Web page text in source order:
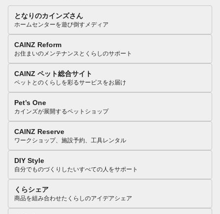
となりのカインズさん
ホームセンターを遊び倒すメディア
CAINZ Reform
お住まいのメンテナンスとくらしのサポート
CAINZ ペット総合サイト
ペットとのくらしを彩るサービスをお届け
Pet’s One
カインズが展開するペットショップ
CAINZ Reserve
ワークショップ、施設予約、工具レンタル
DIY Style
自分でものづくりしたいすべての人をサポート
くらシェア
商品を組み合わせたくらしのアイデアシェア